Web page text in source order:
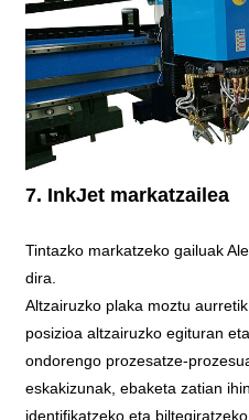
7. InkJet markatzailea
Tintazko markatzeko gailuak
dira.
Altzairuzko plaka moztu
posizioa altzairuzko egituran
ondorengo prozesatze-
eskakizunak, ebaketa zatian
identifikatzeko eta